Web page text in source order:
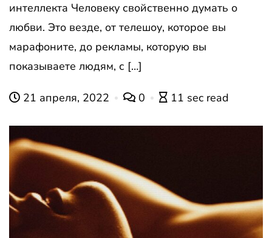
интеллекта Человеку свойственно думать о
любви. Это везде, от телешоу, которое вы
марафоните, до рекламы, которую вы
показываете людям, с […]
21 апреля, 2022 0 11 sec read